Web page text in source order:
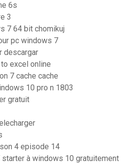
6s
3
7 64 bit chomikuj
pc windows 7
descargar
excel online
7 cache cache
10 pro n 1803
gratuit
4 episode 14
à windows 10 gratuitement